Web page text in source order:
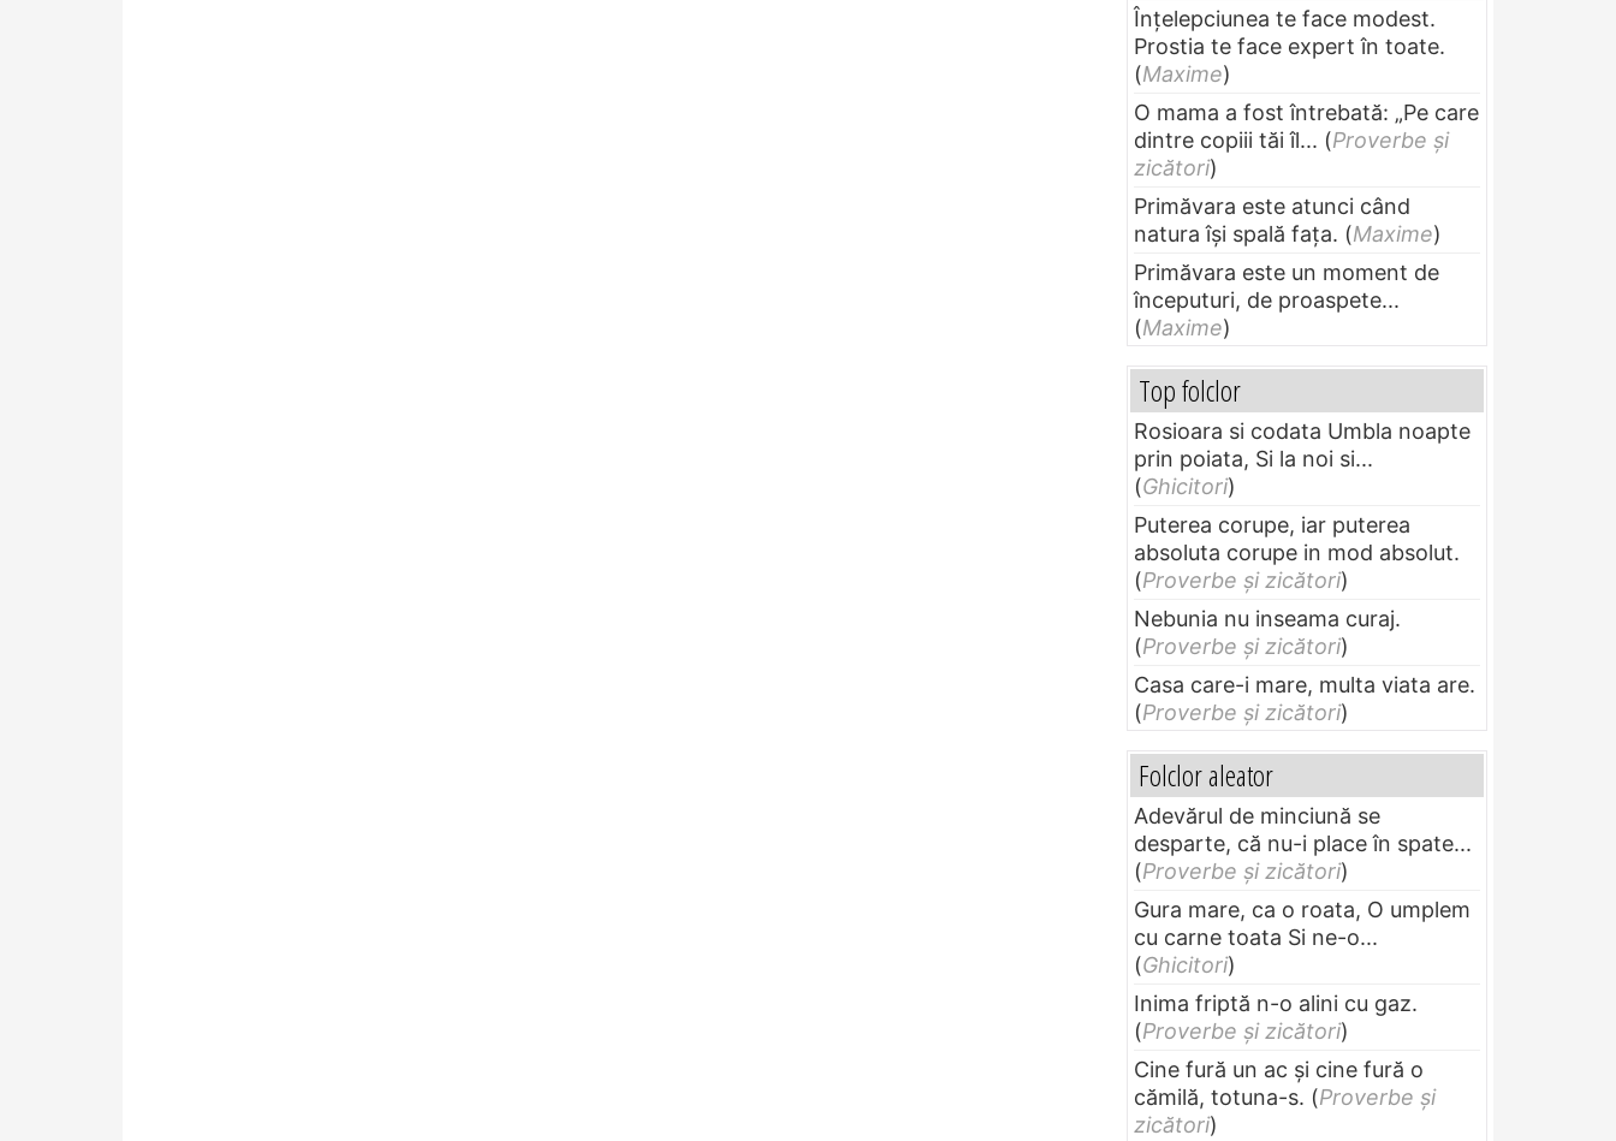
Înțelepciunea te face modest.
Prostia te face expert în toate.
(Maxime)
O mama a fost întrebată: „Pe care
dintre copiii tăi îl... (Proverbe și
zicători)
Primăvara este atunci când
natura își spală fața. (Maxime)
Primăvara este un moment de
începuturi, de proaspete...
(Maxime)
Top folclor
Rosioara si codata Umbla noapte
prin poiata, Si la noi si...
(Ghicitori)
Puterea corupe, iar puterea
absoluta corupe in mod absolut.
(Proverbe și zicători)
Nebunia nu inseama curaj.
(Proverbe și zicători)
Casa care-i mare, multa viata are.
(Proverbe și zicători)
Folclor aleator
Adevărul de minciună se
desparte, că nu-i place în spate...
(Proverbe și zicători)
Gura mare, ca o roata, O umplem
cu carne toata Si ne-o...
(Ghicitori)
Inima friptă n-o alini cu gaz.
(Proverbe și zicători)
Cine fură un ac şi cine fură o
cămilă, totuna-s. (Proverbe și
zicători)